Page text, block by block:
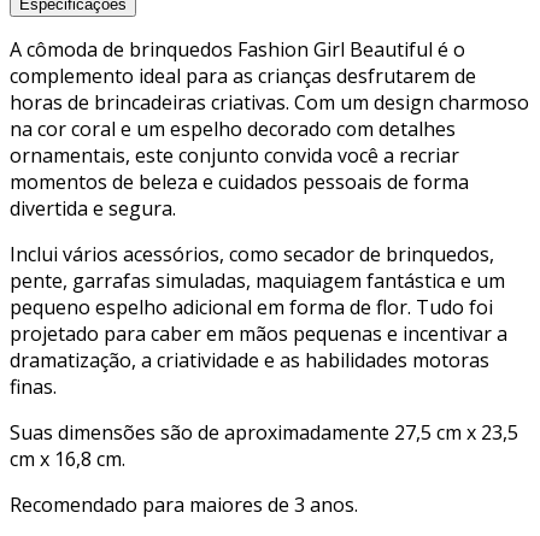
Especificações
A cômoda de brinquedos Fashion Girl Beautiful é o
complemento ideal para as crianças desfrutarem de
horas de brincadeiras criativas. Com um design charmoso
na cor coral e um espelho decorado com detalhes
ornamentais, este conjunto convida você a recriar
momentos de beleza e cuidados pessoais de forma
divertida e segura.
Inclui vários acessórios, como secador de brinquedos,
pente, garrafas simuladas, maquiagem fantástica e um
pequeno espelho adicional em forma de flor. Tudo foi
projetado para caber em mãos pequenas e incentivar a
dramatização, a criatividade e as habilidades motoras
finas.
Suas dimensões são de aproximadamente 27,5 cm x 23,5
cm x 16,8 cm.
Recomendado para maiores de 3 anos.